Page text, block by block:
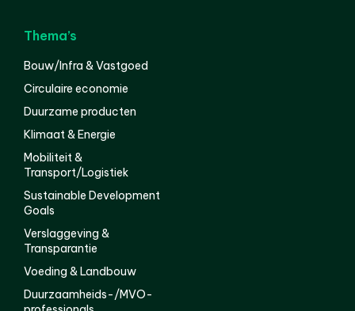
Thema’s
Bouw/Infra & Vastgoed
Circulaire economie
Duurzame producten
Klimaat & Energie
Mobiliteit &
Transport/Logistiek
Sustainable Development
Goals
Verslaggeving &
Transparantie
Voeding & Landbouw
Duurzaamheids-/MVO-